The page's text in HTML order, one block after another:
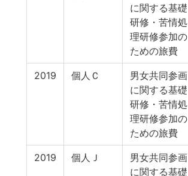
に関する基礎
研修・苦情処
理研修参加の
ための旅費
2019 個人Ｃ
男女共同参画
に関する基礎
研修・苦情処
理研修参加の
ための旅費
2019 個人Ｊ
男女共同参画
に関する基礎